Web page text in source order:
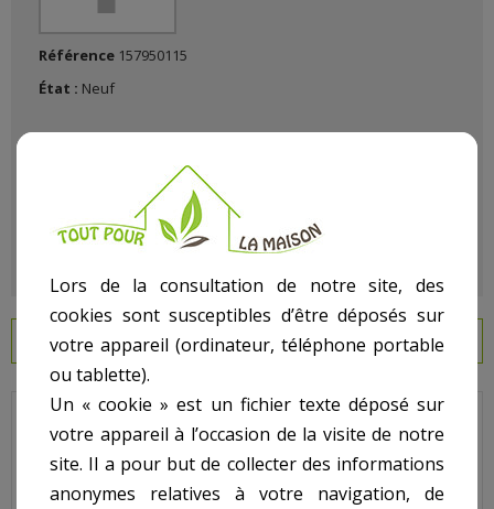
Référence 157950115
État : Neuf
EN SAVOIR PLUS
Jupiter Titan - Pour Vanne Jupiter Titan - N° 7 - Joint étoile 2
Code : 101D219
Lors de la consultation de notre site, des
cookies sont susceptibles d’être déposés sur
votre appareil (ordinateur, téléphone portable
ou tablette).
Un « cookie » est un fichier texte déposé sur
votre appareil à l’occasion de la visite de notre
site. Il a pour but de collecter des informations
anonymes relatives à votre navigation, de